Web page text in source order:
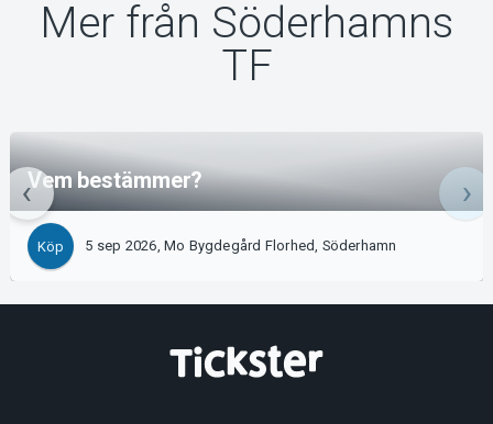
Mer från Söderhamns
TF
Vem bestämmer?
Köp 5 sep 2026, Mo Bygdegård Florhed, Söderhamn